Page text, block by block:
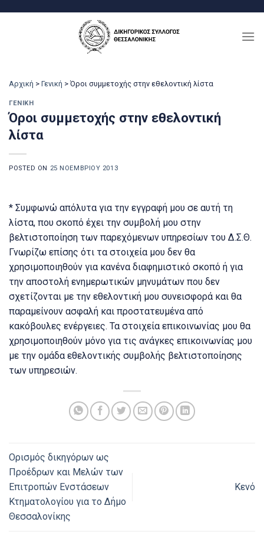
Αρχική > Γενική > Όροι συμμετοχής στην εθελοντική λίστα
ΓΕΝΙΚΉ
Όροι συμμετοχής στην εθελοντική
λίστα
POSTED ON 25 ΝΟΕΜΒΡΊΟΥ 2013
* Συμφωνώ απόλυτα για την εγγραφή μου σε αυτή τη
λίστα, που σκοπό έχει την συμβολή μου στην
βελτιστοποίηση των παρεχόμενων υπηρεσίων του Δ.Σ.Θ.
Γνωρίζω επίσης ότι τα στοιχεία μου δεν θα
χρησιμοποιηθούν για κανένα διαφημιστικό σκοπό ή για
την αποστολή ενημερωτικών μηνυμάτων που δεν
σχετίζονται με την εθελοντική μου συνεισφορά και θα
παραμείνουν ασφαλή και προστατευμένα από
κακόβουλες ενέργειες. Τα στοιχεία επικοινωνίας μου θα
χρησιμοποιηθούν μόνο για τις ανάγκες επικοινωνίας μου
με την ομάδα εθελοντικής συμβολής βελτιστοποίησης
των υπηρεσιών.
Ορισμός δικηγόρων ως
Προέδρων και Μελών των
Επιτροπών Ενστάσεων
Κτηματολογίου για το Δήμο
Θεσσαλονίκης
Κενό